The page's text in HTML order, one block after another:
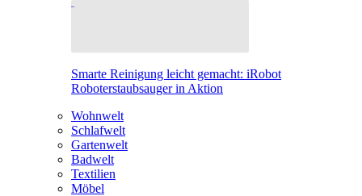
Smarte Reinigung leicht gemacht: iRobot
Roboterstaubsauger in Aktion
Wohnwelt
Schlafwelt
Gartenwelt
Badwelt
Textilien
Möbel